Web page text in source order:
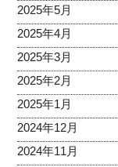
2025年5月
2025年4月
2025年3月
2025年2月
2025年1月
2024年12月
2024年11月